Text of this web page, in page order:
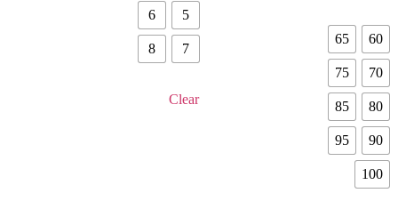
60
65
70
75
80
85
90
95
100
5
6
7
8
Clear